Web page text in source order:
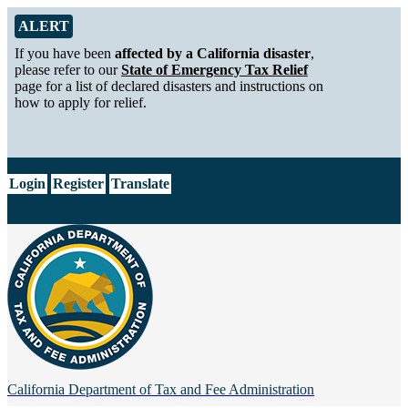
Skip to Main Content
Alert from California Department of Tax and Fee Administration
ALERT
If you have been affected by a California disaster,
please refer to ourState of Emergency Tax Relief
page for a list of declared disasters and instructions on
how to apply for relief.
Login Register Translate
California Department of Tax and Fee Administration